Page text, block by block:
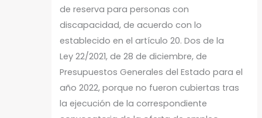
de reserva para personas con
discapacidad, de acuerdo con lo
establecido en el artículo 20. Dos de la
Ley 22/2021, de 28 de diciembre, de
Presupuestos Generales del Estado para el
año 2022, porque no fueron cubiertas tras
la ejecución de la correspondiente